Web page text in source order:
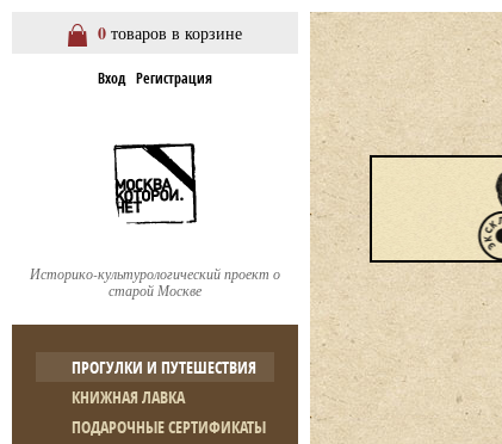
0 товаров в корзине
Вход Регистрация
Историко-культурологический проект о
старой Москве
ПРОГУЛКИ И ПУТЕШЕСТВИЯ
КНИЖНАЯ ЛАВКА
ПОДАРОЧНЫЕ СЕРТИФИКАТЫ